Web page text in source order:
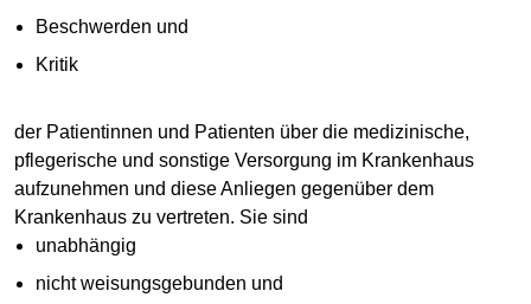
Beschwerden und
Kritik
der Patientinnen und Patienten über die medizinische,
pflegerische und sonstige Versorgung im Krankenhaus
aufzunehmen und diese Anliegen gegenüber dem
Krankenhaus zu vertreten. Sie sind
unabhängig
nicht weisungsgebunden und